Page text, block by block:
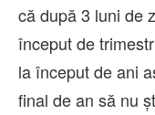
că după 3 luni de
început de
la început de ani
final de an să nu